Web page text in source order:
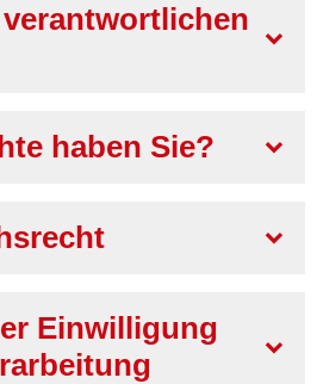
haben Sie?
Einwilligung